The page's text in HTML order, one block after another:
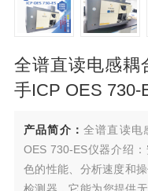
全谱直读电感耦
手ICP OES 730-
产品简介： 全谱直读电
OES 730-ES仪器介绍
色的性能、分析速度和